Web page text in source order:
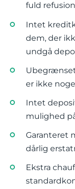
fuld
Intet
dem, der
undgå
er ikke
Intet
mulighed
Garanteret
dårlig
Ekstra